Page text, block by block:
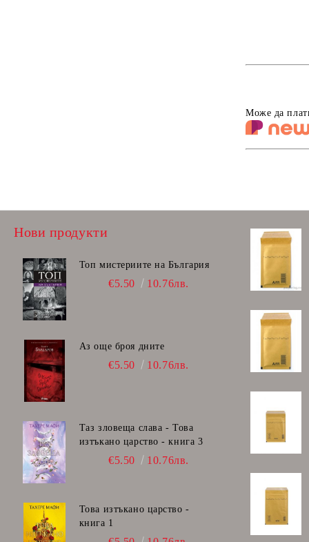
Чанти за допълнителна училищна
дейност
Дъски, флипчарт
Faber-Castell
Може да
Нови продукти
Топ мистериите на България
€5.50 10.76лв.
Аз още броя дните
€5.50 10.76лв.
Таз зловеща слава - Това
изтъкано царство - книга 3
€5.50 10.76лв.
Това изтъкано царство -
книга 1